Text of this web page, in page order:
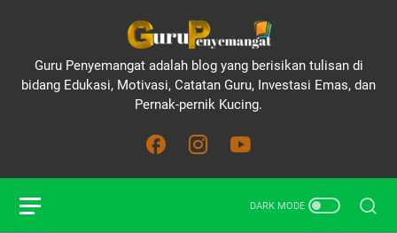
Guru Penyemangat adalah blog yang berisikan tulisan di
bidang Edukasi, Motivasi, Catatan Guru, Investasi Emas, dan
Pernak-pernik Kucing.